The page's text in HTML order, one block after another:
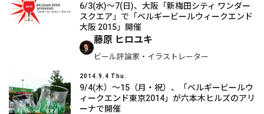
6/3(水)～7(日)、大阪「新梅田シティ ワンダー
スクエア」で「ベルギービールウィークエンド
大阪 2015」開催
藤原 ヒロユキ
ビール評論家・イラストレーター
2014.9.4 Thu.
9/4(木）～15（月・祝）、「ベルギービールウ
ィークエンド東京2014」が六本木ヒルズのアリ
ーナで開催